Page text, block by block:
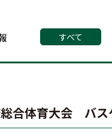
すべて
合体育大会 バ